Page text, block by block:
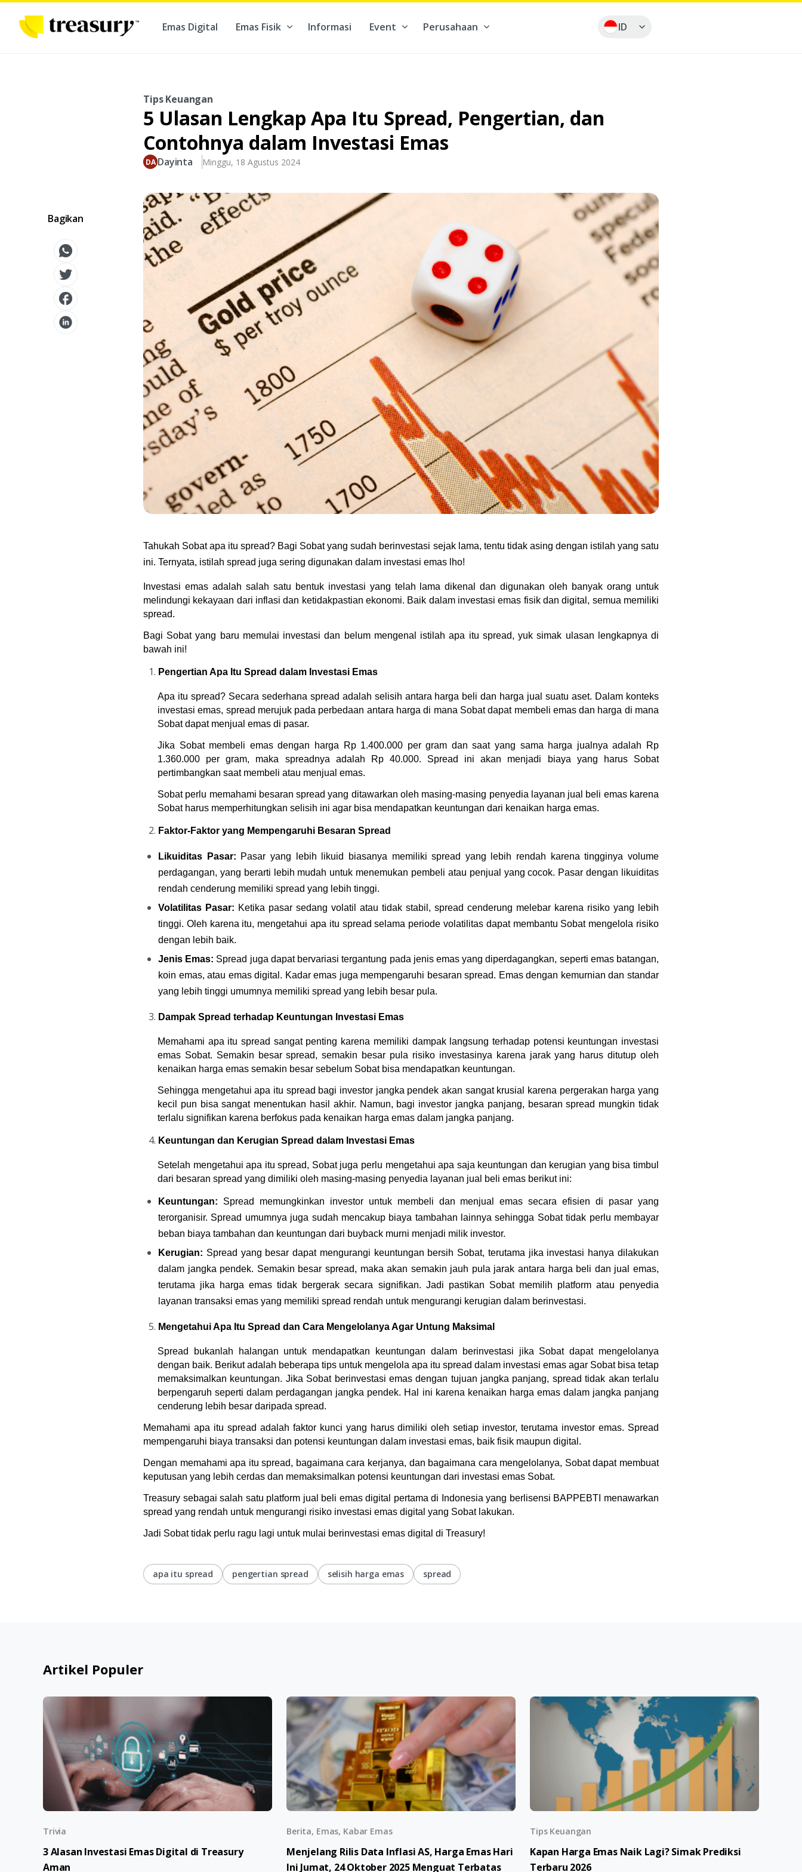
Emas Digital Emas Fisik Informasi Event Perusahaan ID
Bagikan
Tips Keuangan
5 Ulasan Lengkap Apa Itu Spread, Pengertian, dan
Contohnya dalam Investasi Emas
Dayinta Minggu, 18 Agustus 2024
Tahukah Sobat apa itu spread? Bagi Sobat yang sudah berinvestasi sejak lama, tentu tidak asing dengan istilah yang satu
ini. Ternyata, istilah spread juga sering digunakan dalam investasi emas lho!
Investasi emas adalah salah satu bentuk investasi yang telah lama dikenal dan digunakan oleh banyak orang untuk
melindungi kekayaan dari inflasi dan ketidakpastian ekonomi. Baik dalam investasi emas fisik dan digital, semua memiliki
spread.
Bagi Sobat yang baru memulai investasi dan belum mengenal istilah apa itu spread, yuk simak ulasan lengkapnya di
bawah ini!
Pengertian Apa Itu Spread dalam Investasi Emas
Apa itu spread? Secara sederhana spread adalah selisih antara harga beli dan harga jual suatu aset. Dalam konteks
investasi emas, spread merujuk pada perbedaan antara harga di mana Sobat dapat membeli emas dan harga di mana
Sobat dapat menjual emas di pasar.
Jika Sobat membeli emas dengan harga Rp 1.400.000 per gram dan saat yang sama harga jualnya adalah Rp
1.360.000 per gram, maka spreadnya adalah Rp 40.000. Spread ini akan menjadi biaya yang harus Sobat
pertimbangkan saat membeli atau menjual emas.
Sobat perlu memahami besaran spread yang ditawarkan oleh masing-masing penyedia layanan jual beli emas karena
Sobat harus memperhitungkan selisih ini agar bisa mendapatkan keuntungan dari kenaikan harga emas.
Faktor-Faktor yang Mempengaruhi Besaran Spread
Likuiditas Pasar: Pasar yang lebih likuid biasanya memiliki spread yang lebih rendah karena tingginya volume
perdagangan, yang berarti lebih mudah untuk menemukan pembeli atau penjual yang cocok. Pasar dengan likuiditas
rendah cenderung memiliki spread yang lebih tinggi.
Volatilitas Pasar: Ketika pasar sedang volatil atau tidak stabil, spread cenderung melebar karena risiko yang lebih
tinggi. Oleh karena itu, mengetahui apa itu spread selama periode volatilitas dapat membantu Sobat mengelola risiko
dengan lebih baik.
Jenis Emas: Spread juga dapat bervariasi tergantung pada jenis emas yang diperdagangkan, seperti emas batangan,
koin emas, atau emas digital. Kadar emas juga mempengaruhi besaran spread. Emas dengan kemurnian dan standar
yang lebih tinggi umumnya memiliki spread yang lebih besar pula.
Dampak Spread terhadap Keuntungan Investasi Emas
Memahami apa itu spread sangat penting karena memiliki dampak langsung terhadap potensi keuntungan investasi
emas Sobat. Semakin besar spread, semakin besar pula risiko investasinya karena jarak yang harus ditutup oleh
kenaikan harga emas semakin besar sebelum Sobat bisa mendapatkan keuntungan.
Sehingga mengetahui apa itu spread bagi investor jangka pendek akan sangat krusial karena pergerakan harga yang
kecil pun bisa sangat menentukan hasil akhir. Namun, bagi investor jangka panjang, besaran spread mungkin tidak
terlalu signifikan karena berfokus pada kenaikan harga emas dalam jangka panjang.
Keuntungan dan Kerugian Spread dalam Investasi Emas
Setelah mengetahui apa itu spread, Sobat juga perlu mengetahui apa saja keuntungan dan kerugian yang bisa timbul
dari besaran spread yang dimiliki oleh masing-masing penyedia layanan jual beli emas berikut ini:
Keuntungan: Spread memungkinkan investor untuk membeli dan menjual emas secara efisien di pasar yang
terorganisir. Spread umumnya juga sudah mencakup biaya tambahan lainnya sehingga Sobat tidak perlu membayar
beban biaya tambahan dan keuntungan dari buyback murni menjadi milik investor.
Kerugian: Spread yang besar dapat mengurangi keuntungan bersih Sobat, terutama jika investasi hanya dilakukan
dalam jangka pendek. Semakin besar spread, maka akan semakin jauh pula jarak antara harga beli dan jual emas,
terutama jika harga emas tidak bergerak secara signifikan. Jadi pastikan Sobat memilih platform atau penyedia
layanan transaksi emas yang memiliki spread rendah untuk mengurangi kerugian dalam berinvestasi.
Mengetahui Apa Itu Spread dan Cara Mengelolanya Agar Untung Maksimal
Spread bukanlah halangan untuk mendapatkan keuntungan dalam berinvestasi jika Sobat dapat mengelolanya
dengan baik. Berikut adalah beberapa tips untuk mengelola apa itu spread dalam investasi emas agar Sobat bisa tetap
memaksimalkan keuntungan. Jika Sobat berinvestasi emas dengan tujuan jangka panjang, spread tidak akan terlalu
berpengaruh seperti dalam perdagangan jangka pendek. Hal ini karena kenaikan harga emas dalam jangka panjang
cenderung lebih besar daripada spread.
Memahami apa itu spread adalah faktor kunci yang harus dimiliki oleh setiap investor, terutama investor emas. Spread
mempengaruhi biaya transaksi dan potensi keuntungan dalam investasi emas, baik fisik maupun digital.
Dengan memahami apa itu spread, bagaimana cara kerjanya, dan bagaimana cara mengelolanya, Sobat dapat membuat
keputusan yang lebih cerdas dan memaksimalkan potensi keuntungan dari investasi emas Sobat.
Treasury sebagai salah satu platform jual beli emas digital pertama di Indonesia yang berlisensi BAPPEBTI menawarkan
spread yang rendah untuk mengurangi risiko investasi emas digital yang Sobat lakukan.
Jadi Sobat tidak perlu ragu lagi untuk mulai berinvestasi emas digital di Treasury!
apa itu spread pengertian spread selisih harga emas spread
Artikel Populer
Trivia
3 Alasan Investasi Emas Digital di Treasury
Aman
Berita, Emas, Kabar Emas
Menjelang Rilis Data Inflasi AS, Harga Emas Hari
Ini Jumat, 24 Oktober 2025 Menguat Terbatas
Tips Keuangan
Kapan Harga Emas Naik Lagi? Simak Prediksi
Terbaru 2026